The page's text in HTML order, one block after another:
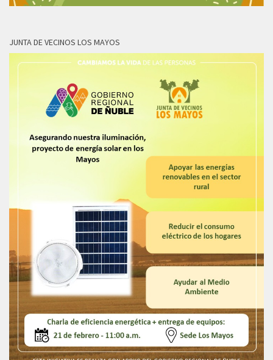
JUNTA DE VECINOS LOS MAYOS